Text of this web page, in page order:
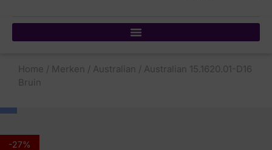
Home / Merken / Australian / Australian 15.1620.01-D16
Bruin
-27%